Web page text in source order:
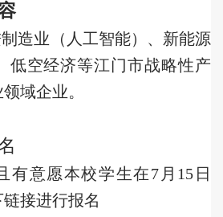
造业（人工智能）、新能源
低空经济等江门市战略性产
域企业。
有意愿本校学生在7 月 15 日
链接进行报名